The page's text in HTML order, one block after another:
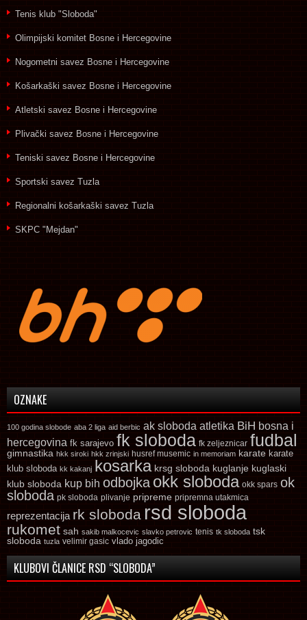
Tenis klub "Sloboda"
Olimpijski komitet Bosne i Hercegovine
Nogometni savez Bosne i Hercegovine
Košarkaški savez Bosne i Hercegovine
Atletski savez Bosne i Hercegovine
Plivački savez Bosne i Hercegovine
Teniski savez Bosne i Hercegovine
Sportski savez Tuzla
Regionalni košarkaški savez Tuzla
SKPC "Mejdan"
OZNAKE
100 godina slobode aba 2 liga aid berbic ak sloboda atletika BiH bosna i
hercegovina fk sarajevo fk sloboda fk zeljeznicar fudbal
gimnastika hkk siroki hkk zrinjski husref musemic in memoriam karate karate
klub sloboda kk kakanj kosarka krsg sloboda kuglanje kuglaski
klub sloboda kup bih odbojka okk sloboda okk spars ok
sloboda pk sloboda plivanje pripreme pripremna utakmica
reprezentacija rk sloboda rsd sloboda
rukomet sah sakib malkocevic slavko petrovic tenis tk sloboda tsk
sloboda tuzla velimir gasic vlado jagodic
KLUBOVI ČLANICE RSD “SLOBODA”